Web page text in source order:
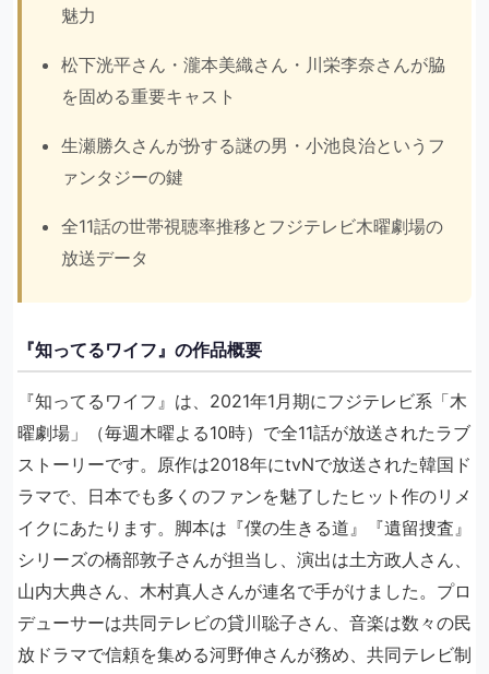
魅力
松下洸平さん・瀧本美織さん・川栄李奈さんが脇
を固める重要キャスト
生瀬勝久さんが扮する謎の男・小池良治というフ
ァンタジーの鍵
全11話の世帯視聴率推移とフジテレビ木曜劇場の
放送データ
『知ってるワイフ』の作品概要
『知ってるワイフ』は、2021年1月期にフジテレビ系「木
曜劇場」（毎週木曜よる10時）で全11話が放送されたラブ
ストーリーです。原作は2018年にtvNで放送された韓国ド
ラマで、日本でも多くのファンを魅了したヒット作のリメ
イクにあたります。脚本は『僕の生きる道』『遺留捜査』
シリーズの橋部敦子さんが担当し、演出は土方政人さん、
山内大典さん、木村真人さんが連名で手がけました。プロ
デューサーは共同テレビの貸川聡子さん、音楽は数々の民
放ドラマで信頼を集める河野伸さんが務め、共同テレビ制